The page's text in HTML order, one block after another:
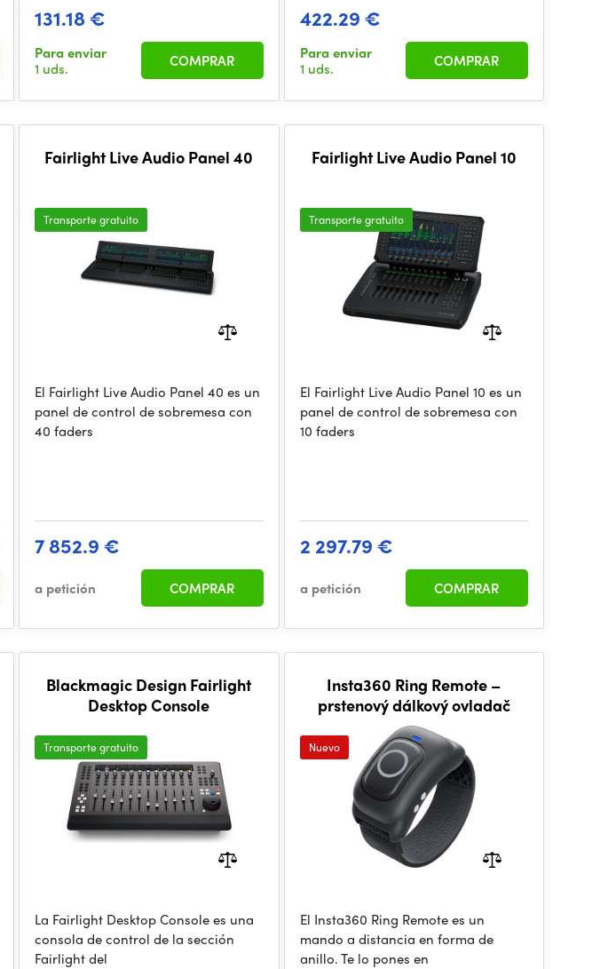
131.18 €
Para enviar
1 uds.
COMPRAR
422.29 €
Para enviar
1 uds.
COMPRAR
Fairlight Live Audio Panel 40
Transporte gratuito
El Fairlight Live Audio Panel 40 es un
panel de control de sobremesa con
40 faders
7 852.9 €
a petición COMPRAR
Fairlight Live Audio Panel 10
Transporte gratuito
El Fairlight Live Audio Panel 10 es un
panel de control de sobremesa con
10 faders
2 297.79 €
a petición COMPRAR
Blackmagic Design Fairlight
Desktop Console
Transporte gratuito
La Fairlight Desktop Console es una
consola de control de la sección
Fairlight del
Insta360 Ring Remote –
prstenový dálkový ovladač
Nuevo
El Insta360 Ring Remote es un
mando a distancia en forma de
anillo. Te lo pones en